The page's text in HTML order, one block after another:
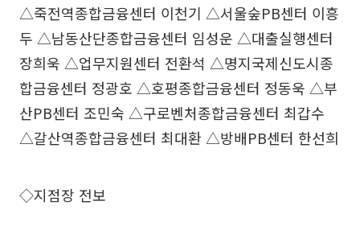
△죽전역종합금융센터 이천기 △서울숲PB센터 이흥
두 △남동산단종합금융센터 임성운 △대출실행센터
장희욱 △업무지원센터 전환석 △명지국제신도시종
합금융센터 정광호 △호평종합금융센터 정동욱 △부
산PB센터 조민숙 △구로벤처종합금융센터 최갑수
△갈산역종합금융센터 최대환 △방배PB센터 한선희
◇지점장 전보